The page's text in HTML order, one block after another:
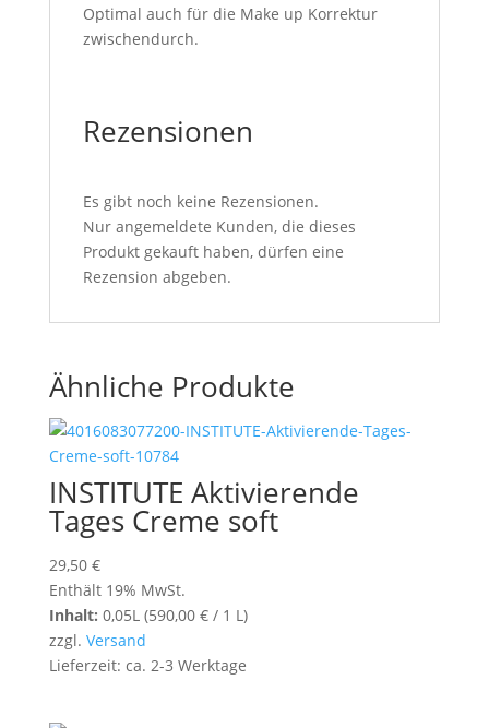
Optimal auch für die Make up Korrektur
zwischendurch.
Rezensionen
Es gibt noch keine Rezensionen.
Nur angemeldete Kunden, die dieses
Produkt gekauft haben, dürfen eine
Rezension abgeben.
Ähnliche Produkte
INSTITUTE Aktivierende
Tages Creme soft
29,50 €
Enthält 19% MwSt.
Inhalt: 0,05L (590,00 €/ 1 L)
zzgl. Versand
Lieferzeit: ca. 2-3 Werktage